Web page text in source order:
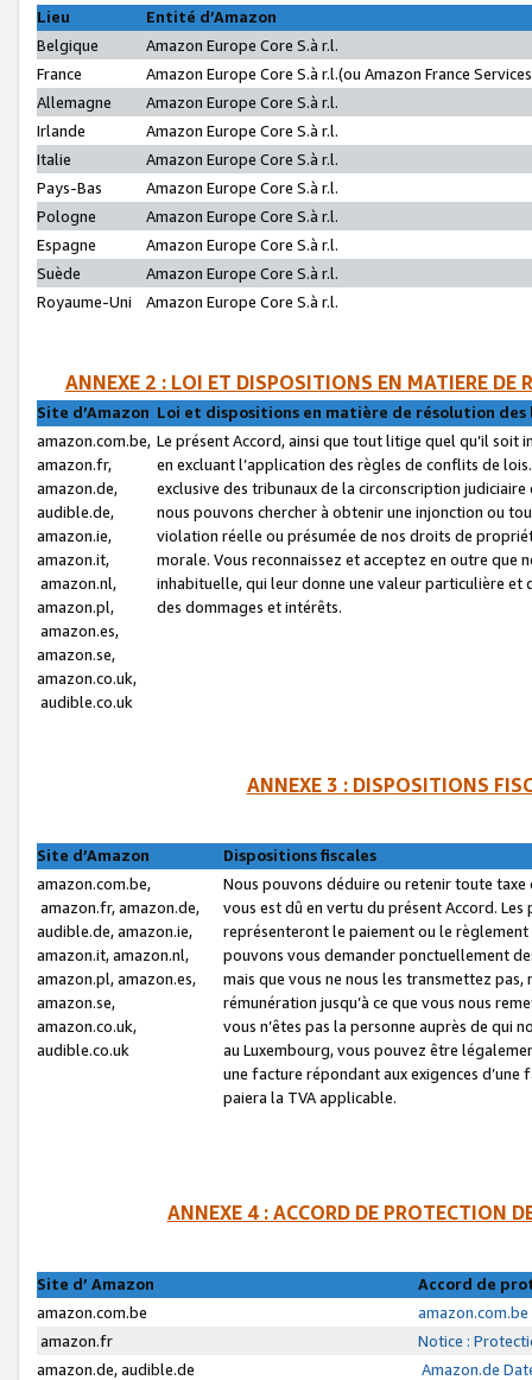
Lieu
Entité d’Amazon
Belgique
Amazon Europe Core S.à r.l.
France
Amazon Europe Core S.à r.l.(ou Amazon France
Allemagne
Amazon Europe Core S.à r.l.
Irlande
Amazon Europe Core S.à r.l.
Italie
Amazon Europe Core S.à r.l.
Pays-Bas
Amazon Europe Core S.à r.l.
Pologne
Amazon Europe Core S.à r.l.
Espagne
Amazon Europe Core S.à r.l.
Suède
Amazon Europe Core S.à r.l.
Royaume-Uni
Amazon Europe Core S.à r.l.
ANNEXE 2 : LOI ET DISPOSITIONS EN MATIERE DE
Site d’Amazon Loi et dispositions en matière de résolution
amazon.com.be,
amazon.fr,
amazon.de,
audible.de,
amazon.ie,
amazon.it,
amazon.nl,
amazon.pl,
amazon.es,
amazon.se,
amazon.co.uk,
audible.co.uk
Le présent Accord, ainsi que tout litige quel qu’il soit
en excluant l’application des règles de conflits de
exclusive des tribunaux de la circonscription
nous pouvons chercher à obtenir une injonction ou
violation réelle ou présumée de nos droits de
morale. Vous reconnaissez et acceptez en outre que
inhabituelle, qui leur donne une valeur particulière
des dommages et intérêts.
ANNEXE 3 : DISPOSITIONS
Site d’Amazon
Dispositions fiscales
amazon.com.be,
amazon.fr, amazon.de,
audible.de, amazon.ie,
amazon.it, amazon.nl,
amazon.pl, amazon.es,
amazon.se,
amazon.co.uk,
audible.co.uk
Nous pouvons déduire ou retenir toute
vous est dû en vertu du présent Accord.
représenteront le paiement ou le
pouvons vous demander ponctuellement
mais que vous ne nous les transmettez
rémunération jusqu’à ce que vous nous
vous n’êtes pas la personne auprès de qui
au Luxembourg, vous pouvez être
une facture répondant aux exigences
paiera la TVA applicable.
ANNEXE 4 : ACCORD DE PROTECTION
Site d’ Amazon
Accord de
amazon.com.be
amazon.fr
Notice :
amazon.de, audible.de
Amazon.de